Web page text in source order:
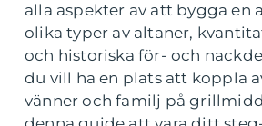
alla aspekter av att bygga en
olika typer av altaner,
och historiska för- och
du vill ha en plats att koppla
vänner och familj på